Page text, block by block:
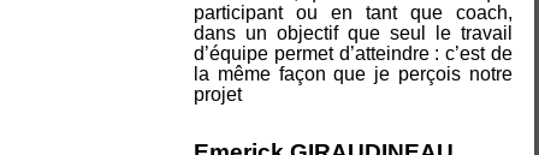
participant ou en tant que coach,
dans un objectif que seul le travail
d’équipe permet d’atteindre : c’est de
la même façon que je perçois notre
projet